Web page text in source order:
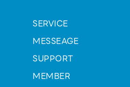
SERVICE
MESSEAGE
SUPPORT
MEMBER